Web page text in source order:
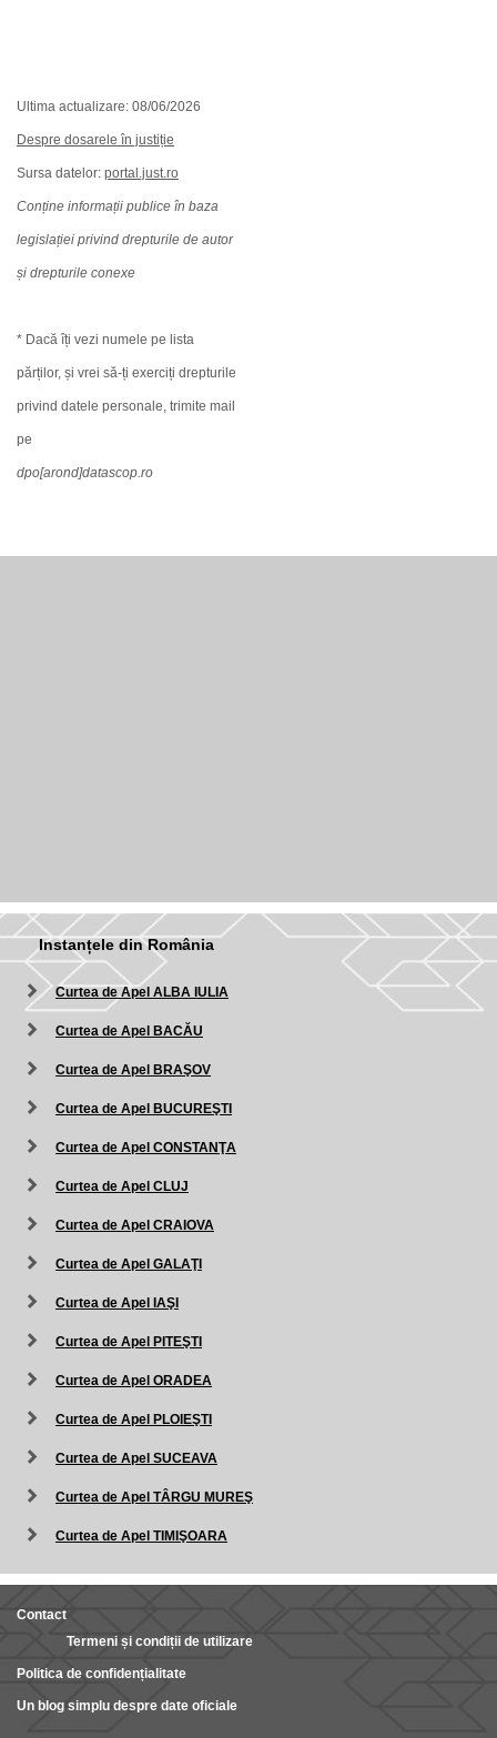
Ultima actualizare: 08/06/2026
Despre dosarele în justiție
Sursa datelor: portal.just.ro
Conține informații publice în baza
legislației privind drepturile de autor
și drepturile conexe
* Dacă îți vezi numele pe lista
părților, și vrei să-ți exerciți drepturile
privind datele personale, trimite mail
pe
dpo[arond]datascop.ro
Instanțele din România
Curtea de Apel ALBA IULIA
Curtea de Apel BACĂU
Curtea de Apel BRAŞOV
Curtea de Apel BUCUREŞTI
Curtea de Apel CONSTANŢA
Curtea de Apel CLUJ
Curtea de Apel CRAIOVA
Curtea de Apel GALAŢI
Curtea de Apel IAŞI
Curtea de Apel PITEŞTI
Curtea de Apel ORADEA
Curtea de Apel PLOIEŞTI
Curtea de Apel SUCEAVA
Curtea de Apel TÂRGU MUREŞ
Curtea de Apel TIMIŞOARA
Contact
Termeni și condiții de utilizare
Politica de confidențialitate
Un blog simplu despre date oficiale